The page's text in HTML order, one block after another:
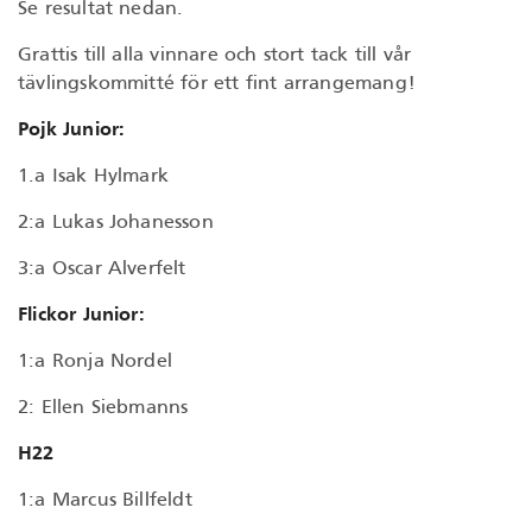
Se resultat nedan.
Grattis till alla vinnare och stort tack till vår
tävlingskommitté för ett fint arrangemang!
Pojk Junior:
1.a Isak Hylmark
2:a Lukas Johanesson
3:a Oscar Alverfelt
Flickor Junior:
1:a Ronja Nordel
2: Ellen Siebmanns
H22
1:a Marcus Billfeldt